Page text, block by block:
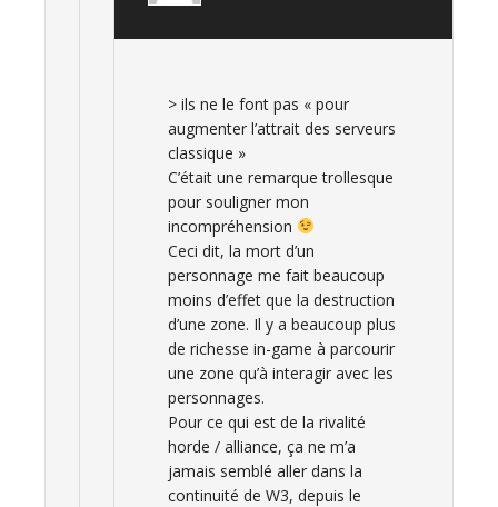
> ils ne le font pas « pour
augmenter l’attrait des serveurs
classique »
C’était une remarque trollesque
pour souligner mon
incompréhension
Ceci dit, la mort d’un
personnage me fait beaucoup
moins d’effet que la destruction
d’une zone. Il y a beaucoup plus
de richesse in-game à parcourir
une zone qu’à interagir avec les
personnages.
Pour ce qui est de la rivalité
horde / alliance, ça ne m’a
jamais semblé aller dans la
continuité de W3, depuis le